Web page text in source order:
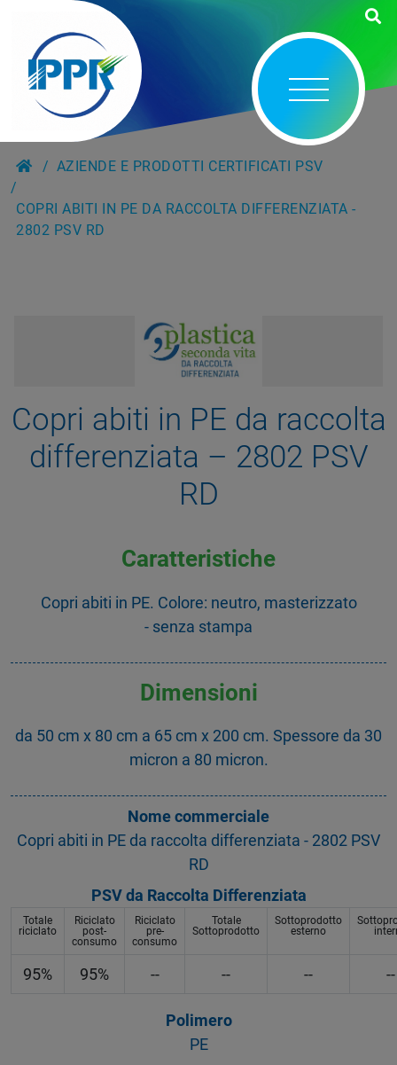
AZIENDE E PRODOTTI CERTIFICATI PSV
COPRI ABITI IN PE DA RACCOLTA DIFFERENZIATA -
2802 PSV RD
Copri abiti in PE da raccolta
differenziata – 2802 PSV
RD
Caratteristiche
Copri abiti in PE. Colore: neutro, masterizzato
- senza stampa
Dimensioni
da 50 cm x 80 cm a 65 cm x 200 cm. Spessore da 30
micron a 80 micron.
Nome commerciale
Copri abiti in PE da raccolta differenziata - 2802 PSV
RD
PSV da Raccolta Differenziata
Totale
riciclato
Riciclato
post-
consumo
Riciclato
pre-
consumo
Totale
Sottoprodotto
Sottoprodotto
esterno
95% 95% -- -- -- --
Polimero
PE